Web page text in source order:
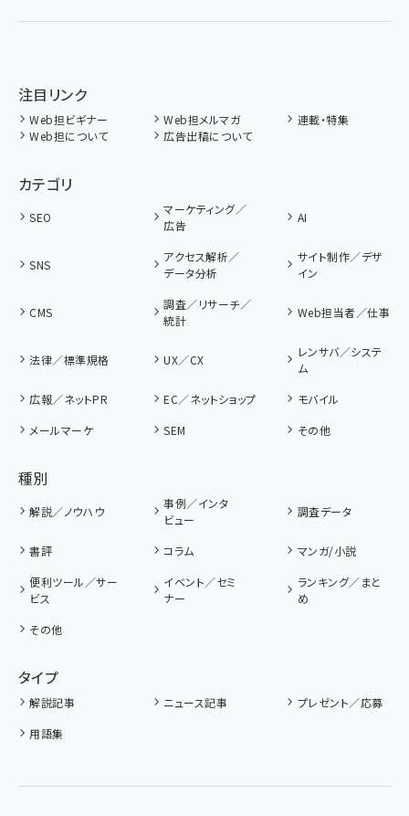
注目リンク
Web担ビギナー Web担メルマガ
連載・特集
Web担について
広告出稿について
カテゴリ
SEO
マーケティング／
広告
AI
SNS
アクセス解析／
データ分析
サイト制作／デザ
イン
CMS
調査／リサーチ／
統計
Web担当者／仕事
法律／標準規格 UX／CX
レンサバ／システ
ム
広報／ネットPR
EC／ネットショップ
モバイル
メールマーケ
SEM その他
種別
解説／ノウハウ
事例／インタ
ビュー
調査データ
書評 コラム
マンガ/小説
便利ツール／サー
ビス
イベント／セミ
ナー
ランキング／まと
め
その他
タイプ
解説記事 ニュース記事
プレゼント／応募
用語集